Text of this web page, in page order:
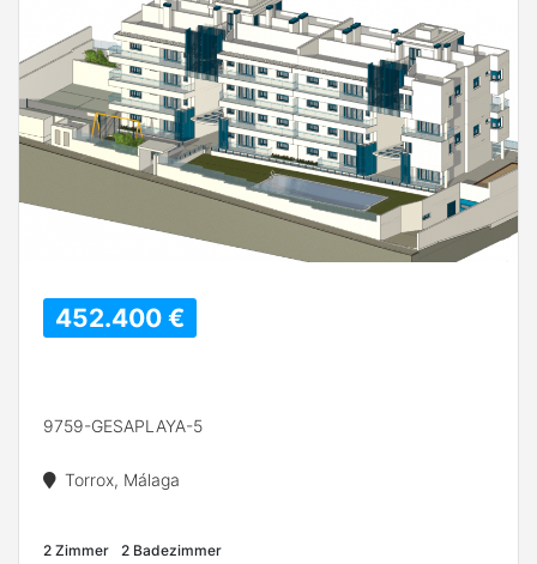
452.400 €
9759-GESAPLAYA-5
Torrox, Málaga
2 Zimmer 2 Badezimmer